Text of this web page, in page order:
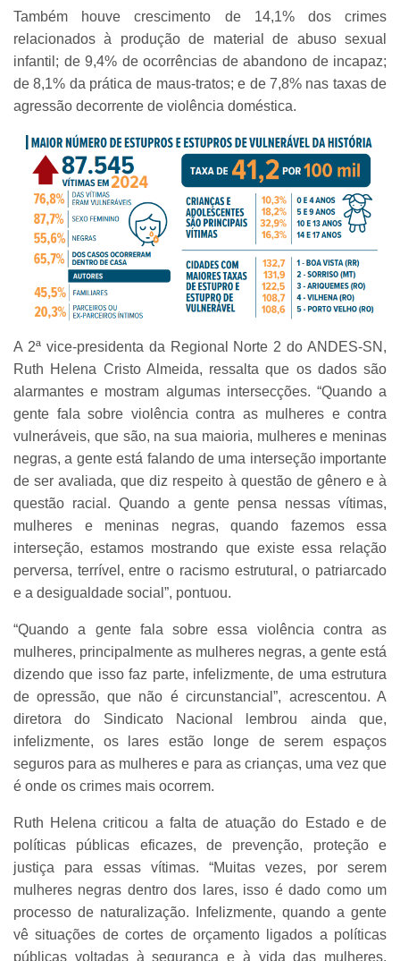
Também houve crescimento de 14,1% dos crimes
relacionados à produção de material de abuso sexual
infantil; de 9,4% de ocorrências de abandono de incapaz;
de 8,1% da prática de maus-tratos; e de 7,8% nas taxas de
agressão decorrente de violência doméstica.
A 2ª vice-presidenta da Regional Norte 2 do ANDES-SN,
Ruth Helena Cristo Almeida, ressalta que os dados são
alarmantes e mostram algumas intersecções. “Quando a
gente fala sobre violência contra as mulheres e contra
vulneráveis, que são, na sua maioria, mulheres e meninas
negras, a gente está falando de uma interseção importante
de ser avaliada, que diz respeito à questão de gênero e à
questão racial. Quando a gente pensa nessas vítimas,
mulheres e meninas negras, quando fazemos essa
interseção, estamos mostrando que existe essa relação
perversa, terrível, entre o racismo estrutural, o patriarcado
e a desigualdade social”, pontuou.
“Quando a gente fala sobre essa violência contra as
mulheres, principalmente as mulheres negras, a gente está
dizendo que isso faz parte, infelizmente, de uma estrutura
de opressão, que não é circunstancial”, acrescentou. A
diretora do Sindicato Nacional lembrou ainda que,
infelizmente, os lares estão longe de serem espaços
seguros para as mulheres e para as crianças, uma vez que
é onde os crimes mais ocorrem.
Ruth Helena criticou a falta de atuação do Estado e de
políticas públicas eficazes, de prevenção, proteção e
justiça para essas vítimas. “Muitas vezes, por serem
mulheres negras dentro dos lares, isso é dado como um
processo de naturalização. Infelizmente, quando a gente
vê situações de cortes de orçamento ligados a políticas
públicas voltadas à segurança e à vida das mulheres,